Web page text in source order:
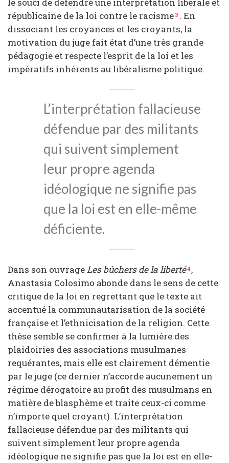
républicaine de la loi contre le racisme 3 . En
dissociant les croyances et les croyants, la
motivation du juge fait état d’une très grande
pédagogie et respecte l’esprit de la loi et les
impératifs inhérents au libéralisme politique.
L’interprétation fallacieuse
défendue par des militants
qui suivent simplement
leur propre agenda
idéologique ne signifie pas
que la loi est en elle-même
déficiente.
Dans son ouvrageLes bûchers de la liberté4 ,
Anastasia Colosimo abonde dans le sens de cette
critique de la loi en regrettant que le texte ait
accentué la communautarisation de la société
française et l’ethnicisation de la religion. Cette
thèse semble se confirmer à la lumière des
plaidoiries des associations musulmanes
requérantes, mais elle est clairement démentie
par le juge (ce dernier n’accorde aucunement un
régime dérogatoire au profit des musulmans en
matière de blasphème et traite ceux-ci comme
n’importe quel croyant). L’interprétation
fallacieuse défendue par des militants qui
suivent simplement leur propre agenda
idéologique ne signifie pas que la loi est en elle-